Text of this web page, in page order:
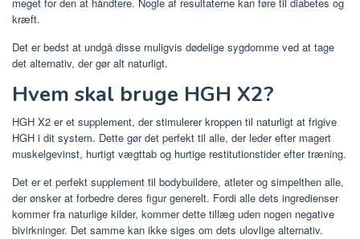
kræft.
Det er bedst at undgå disse muligvis dødelige sygdomme ved at tage
det alternativ, der gør alt naturligt.
Hvem skal bruge HGH X2?
HGH X2 er et supplement, der stimulerer kroppen til naturligt at frigive
HGH i dit system. Dette gør det perfekt til alle, der leder efter magert
muskelgevinst, hurtigt vægttab og hurtige restitutionstider efter træning.
Det er et perfekt supplement til bodybuildere, atleter og simpelthen alle,
der ønsker at forbedre deres figur generelt. Fordi alle dets ingredienser
kommer fra naturlige kilder, kommer dette tillæg uden nogen negative
bivirkninger. Det samme kan ikke siges om dets ulovlige alternativ.